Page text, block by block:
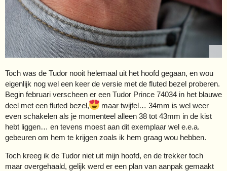
Toch was de Tudor nooit helemaal uit het hoofd gegaan, en wou
eigenlijk nog wel een keer de versie met de fluted bezel proberen.
Begin februari verscheen er een Tudor Prince 74034 in het blauwe
deel met een fluted bezel,
maar twijfel… 34mm is wel weer
even schakelen als je momenteel alleen 38 tot 43mm in de kist
hebt liggen… en tevens moest aan dit exemplaar wel e.e.a.
gebeuren om hem te krijgen zoals ik hem graag wou hebben.
Toch kreeg ik de Tudor niet uit mijn hoofd, en de trekker toch
maar overgehaald, gelijk werd er een plan van aanpak gemaakt